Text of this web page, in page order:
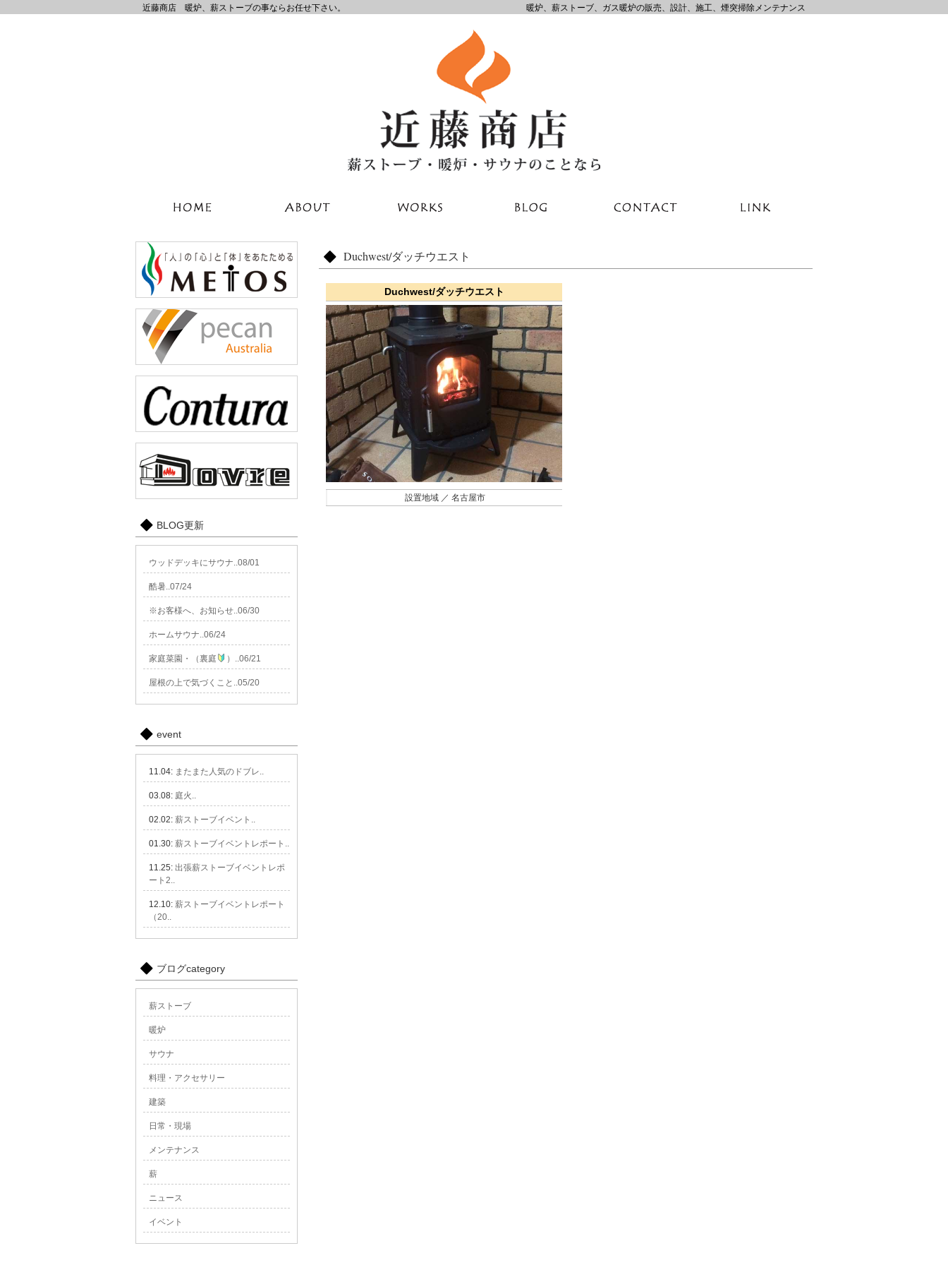
近藤商店 暖炉、薪ストーブの事ならお任せ下さい。 暖炉、薪ストーブ、ガス暖炉の販売、設計、施工、煙突掃除メンテナンス
Duchwest/ダッチウエスト
Duchwest/ダッチウエスト
設置地域 ／ 名古屋市
BLOG更新
ウッドデッキにサウナ..08/01
酷暑..07/24
※お客様へ、お知らせ..06/30
ホームサウナ..06/24
家庭菜園・（裏庭 ）..06/21
屋根の上で気づくこと..05/20
event
11.04: またまた人気のドブレ..
03.08: 庭火..
02.02: 薪ストーブイベント..
01.30: 薪ストーブイベントレポート..
11.25: 出張薪ストーブイベントレポ
ート2..
12.10: 薪ストーブイベントレポート
（20..
ブログcategory
薪ストーブ
暖炉
サウナ
料理・アクセサリー
建築
日常・現場
メンテナンス
薪
ニュース
イベント